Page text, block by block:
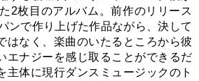
2枚目のアルバム。前作のリリース
ンで作り上げた作品ながら、決して
はなく、楽曲のいたるところから彼
エナジーを感じ取ることができるだ
主体に現行ダンスミュージックのト